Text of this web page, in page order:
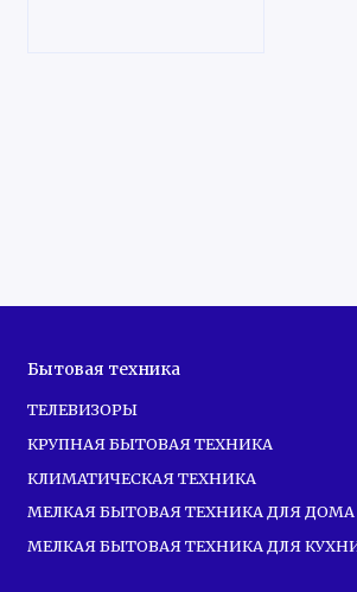
Бытовая техника
ТЕЛЕВИЗОРЫ
КРУПНАЯ БЫТОВАЯ ТЕХНИКА
КЛИМАТИЧЕСКАЯ ТЕХНИКА
МЕЛКАЯ БЫТОВАЯ ТЕХНИКА ДЛЯ ДОМА
МЕЛКАЯ БЫТОВАЯ ТЕХНИКА ДЛЯ